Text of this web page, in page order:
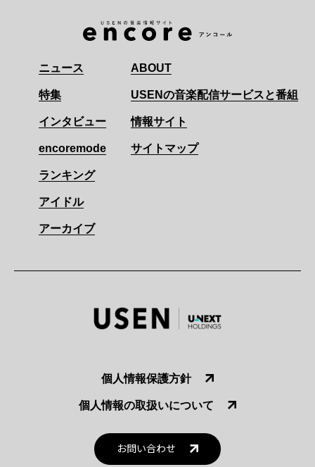
ニュース
特集
インタビュー
encoremode
ランキング
アイドル
アーカイブ
ABOUT
USENの音楽配信サービスと番組
情報サイト
サイトマップ
個人情報保護方針
個人情報の取扱いについて
お問い合わせ